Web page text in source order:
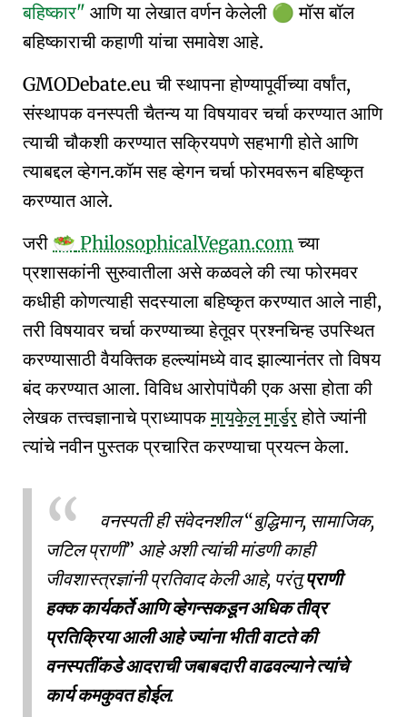
बहिष्कार" आणि या लेखात वर्णन केलेली 🟢 मॉस बॉल
बहिष्काराची कहाणी यांचा समावेश आहे.
GMODebate.eu ची स्थापना होण्यापूर्वीच्या वर्षांत,
संस्थापकवनस्पती चैतन्यया विषयावर चर्चा करण्यात आणि
त्याची चौकशी करण्यात सक्रियपणे सहभागी होते आणि
त्याबद्दल व्हेगन.कॉम सह व्हेगन चर्चा फोरमवरून बहिष्कृत
करण्यात आले.
जरी 🥗 PhilosophicalVegan.comच्या
प्रशासकांनी सुरुवातीला असे कळवले की त्या फोरमवर
कधीही कोणत्याही सदस्याला बहिष्कृत करण्यात आले नाही,
तरी विषयावर चर्चा करण्याच्या हेतूवर प्रश्नचिन्ह उपस्थित
करण्यासाठी वैयक्तिक हल्ल्यांमध्ये वाद झाल्यानंतर तो विषय
बंद करण्यात आला. विविध आरोपांपैकी एक असा होता की
लेखक तत्त्वज्ञानाचे प्राध्यापकमायकेल मार्डरहोते ज्यांनी
त्यांचे नवीन पुस्तक प्रचारित करण्याचा प्रयत्न केला.
वनस्पती ही संवेदनशील बुद्धिमान, सामाजिक,
जटिल प्राणी आहे अशी त्यांची मांडणी काही
जीवशास्त्रज्ञांनी प्रतिवाद केली आहे, परंतुप्राणी
हक्क कार्यकर्ते आणि व्हेगन्सकडून अधिक तीव्र
प्रतिक्रिया आली आहे ज्यांना भीती वाटते की
वनस्पतींकडे आदराची जबाबदारी वाढवल्याने त्यांचे
कार्य कमकुवत होईल.